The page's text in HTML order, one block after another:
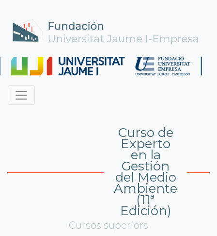
Curso de
Experto
en la
Gestión
del Medio
Ambiente
(11ª
Edición)
Cursos superiors